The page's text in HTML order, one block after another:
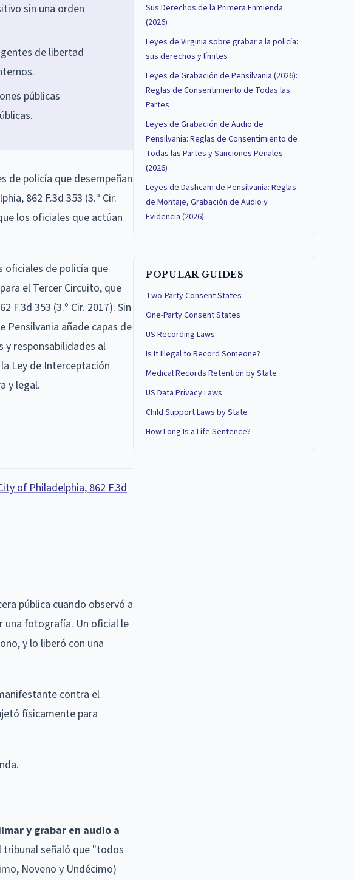
sin una orden
de libertad
públicas
de policía que desempeñan
862 F.3d 353 (3.º Cir.
los oficiales que actúan
oficiales de policía que
el Tercer Circuito, que
F.3d 353 (3.º Cir. 2017). Sin
añade capas de
y responsabilidades al
Ley de Interceptación
y legal.
of Philadelphia, 862 F.3d
pública cuando observó a
una fotografía. Un oficial le
y lo liberó con una
contra el
físicamente para
y grabar en audio a
tribunal señaló que "todos
Noveno y Undécimo)
Sus Derechos de la Primera Enmienda
(2026)
Leyes de Virginia sobre grabar a la policía:
sus derechos y límites
Leyes de Grabación de Pensilvania (2026):
Reglas de Consentimiento de Todas las
Partes
Leyes de Grabación de Audio de
Pensilvania: Reglas de Consentimiento de
Todas las Partes y Sanciones Penales
(2026)
Leyes de Dashcam de Pensilvania: Reglas
de Montaje, Grabación de Audio y
Evidencia (2026)
POPULAR GUIDES
Two-Party Consent States
One-Party Consent States
US Recording Laws
Is It Illegal to Record Someone?
Medical Records Retention by State
US Data Privacy Laws
Child Support Laws by State
How Long Is a Life Sentence?